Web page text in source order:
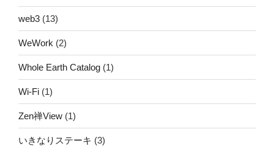
web3 (13)
WeWork (2)
Whole Earth Catalog (1)
Wi-Fi (1)
Zen禅View (1)
いきなりステーキ (3)